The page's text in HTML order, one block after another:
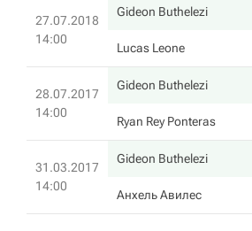
27.07.2018
14:00
Gideon Buthelezi
Lucas Leone
28.07.2017
14:00
Gideon Buthelezi
Ryan Rey Ponteras
31.03.2017
14:00
Gideon Buthelezi
Анхель Авилес